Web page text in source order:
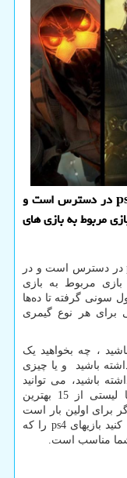
هم اکنون هشت سال است که بازی های ps4 در دسترس است و
مربوط به بازی های
در دسترس است و در
مربوط به بازی
سونی گرفته تا ده‌ها
برای هر نوع گیمری
، چه بخواهید یک
باشید و یا چیزی
باشید، می توانید
مورد نظر خود را پیدا کنید . ما لیستی از 15 بهترین
برای اولین بار است
بازیهایps4 را که
شما مناسب است.